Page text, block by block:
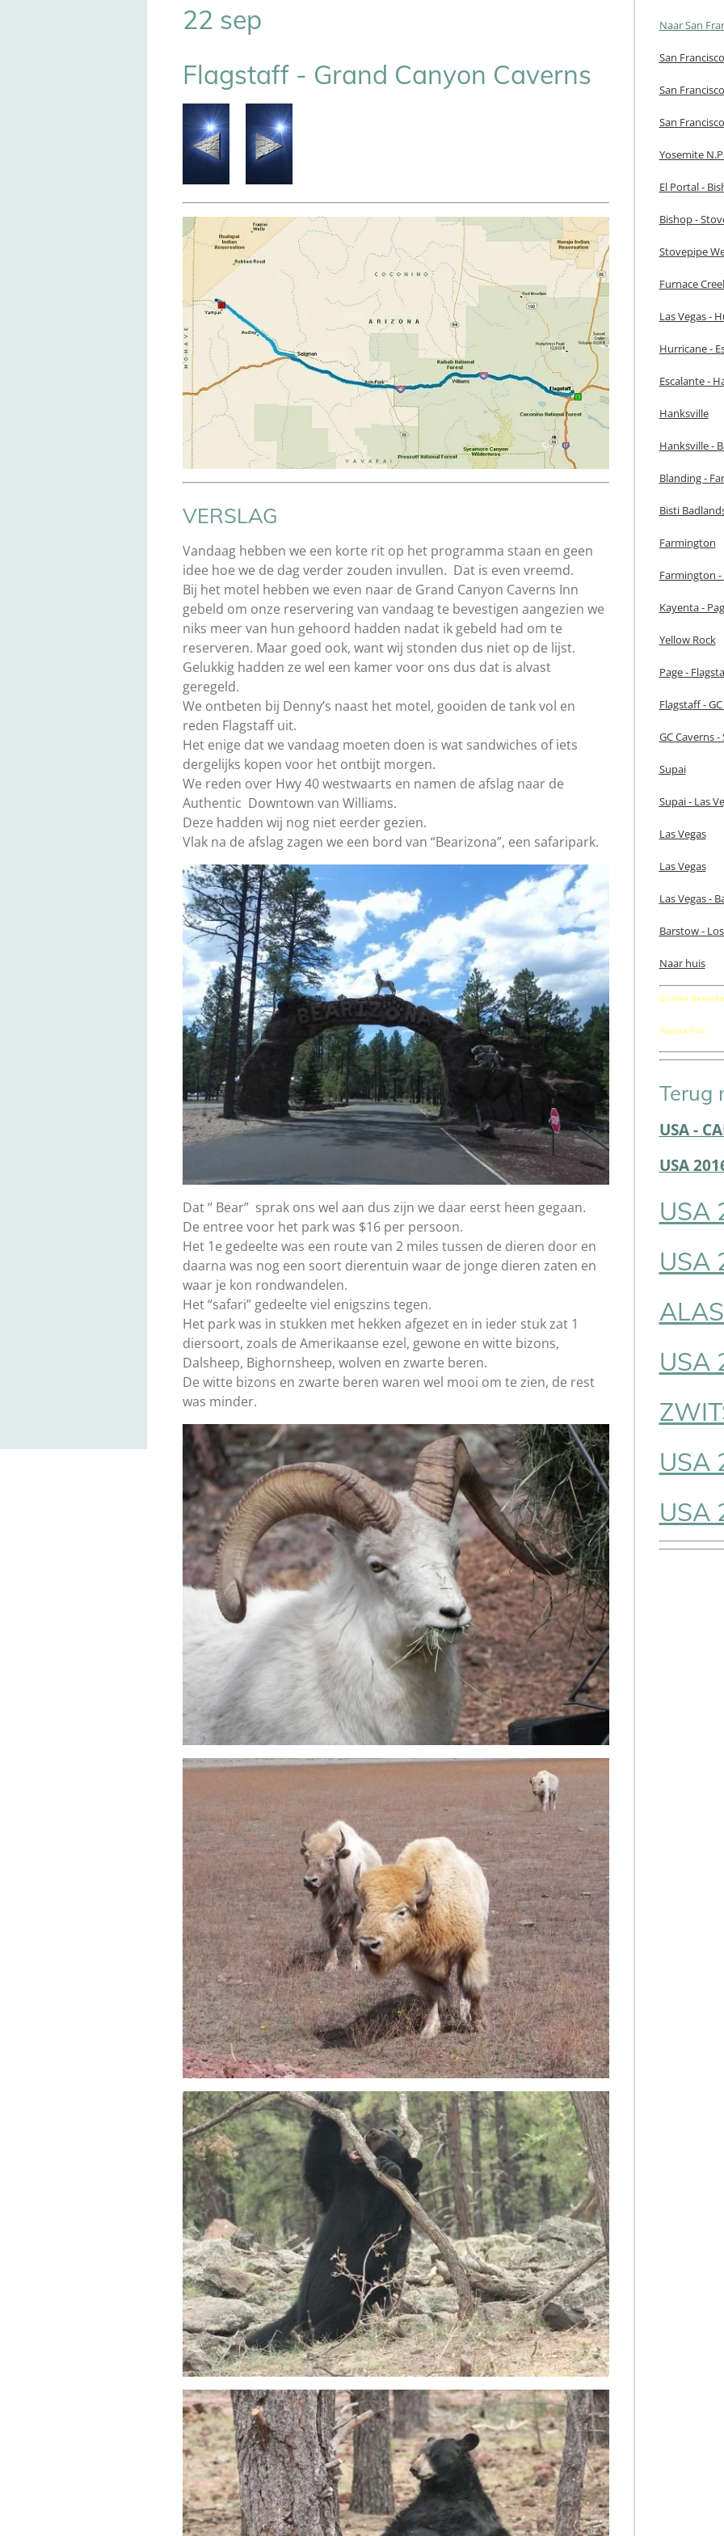
22 sep
Flagstaff - Grand Canyon Caverns
VERSLAG
Vandaag hebben we een korte rit op het programma staan en geen
idee hoe we de dag verder zouden invullen. Dat is even vreemd.
Bij het motel hebben we even naar de Grand Canyon Caverns Inn
gebeld om onze reservering van vandaag te bevestigen aangezien we
niks meer van hun gehoord hadden nadat ik gebeld had om te
reserveren. Maar goed ook, want wij stonden dus niet op de lijst.
Gelukkig hadden ze wel een kamer voor ons dus dat is alvast
geregeld.
We ontbeten bij Denny’s naast het motel, gooiden de tank vol en
reden Flagstaff uit.
Het enige dat we vandaag moeten doen is wat sandwiches of iets
dergelijks kopen voor het ontbijt morgen.
We reden over Hwy 40 westwaarts en namen de afslag naar de
Authentic Downtown van Williams.
Deze hadden wij nog niet eerder gezien.
Vlak na de afslag zagen we een bord van “Bearizona”, een safaripark.
Dat “ Bear” sprak ons wel aan dus zijn we daar eerst heen gegaan.
De entree voor het park was $16 per persoon.
Het 1e gedeelte was een route van 2 miles tussen de dieren door en
daarna was nog een soort dierentuin waar de jonge dieren zaten en
waar je kon rondwandelen.
Het “safari” gedeelte viel enigszins tegen.
Het park was in stukken met hekken afgezet en in ieder stuk zat 1
diersoort, zoals de Amerikaanse ezel, gewone en witte bizons,
Dalsheep, Bighornsheep, wolven en zwarte beren.
De witte bizons en zwarte beren waren wel mooi om te zien, de rest
was minder.
Naar San
San Francisco
San Francisco
San
Yosemite
El Portal -
Bishop -
Stovepipe
Furnace
Las Vegas -
Hurricane -
Escalante -
Hanksville
Hanksville -
Blanding -
Bisti
Farmington
Farmington
Kayenta -
Yellow Rock
Page -
Flagstaff -
GC Caverns -
Supai
Supai - Las
Las Vegas
Las Vegas
Las Vegas -
Barstow -
Naar huis
Unieke
Pagina Hits
Terug
USA -
USA
USA
USA
USA
USA
USA